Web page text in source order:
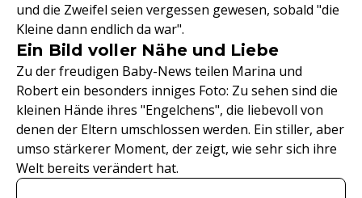
und die Zweifel seien vergessen gewesen, sobald "die
Kleine dann endlich da war".
Ein Bild voller Nähe und Liebe
Zu der freudigen Baby-News teilen Marina und
Robert ein besonders inniges Foto: Zu sehen sind die
kleinen Hände ihres "Engelchens", die liebevoll von
denen der Eltern umschlossen werden. Ein stiller, aber
umso stärkerer Moment, der zeigt, wie sehr sich ihre
Welt bereits verändert hat.